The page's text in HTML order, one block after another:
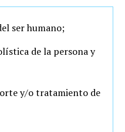
ser humano;
de la persona y
y/o tratamiento de